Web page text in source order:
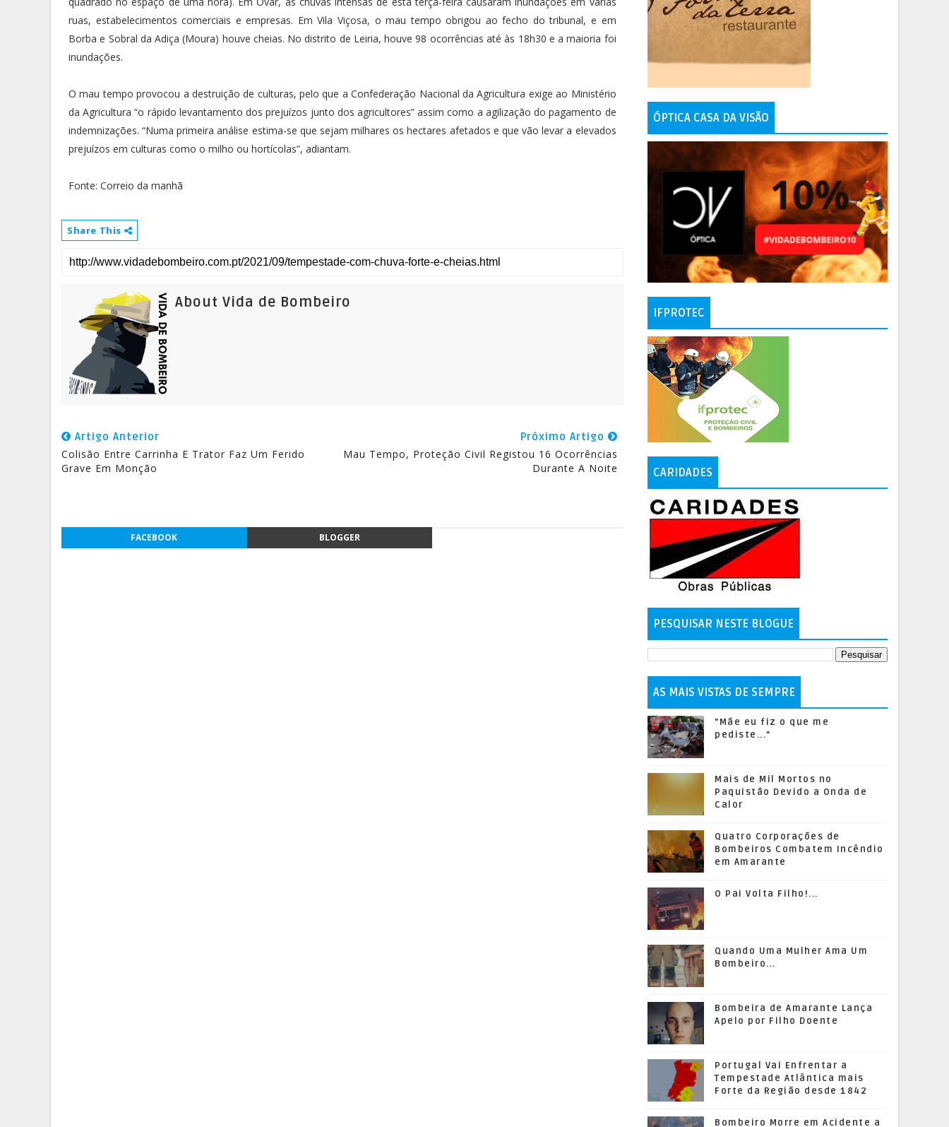
ruas, estabelecimentos comerciais e empresas. Em Vila Viçosa, o mau tempo obrigou ao fecho do tribunal, e em
Borba e Sobral da Adiça (Moura) houve cheias. No distrito de Leiria, houve 98 ocorrências até às 18h30 e a maioria foi
inundações.
O mau tempo provocou a destruição de culturas, pelo que a Confederação Nacional da Agricultura exige ao Ministério
da Agricultura “o rápido levantamento dos prejuízos junto dos agricultores” assim como a agilização do pagamento de
indemnizações. “Numa primeira análise estima-se que sejam milhares os hectares afetados e que vão levar a elevados
prejuízos em culturas como o milho ou hortícolas”, adiantam.
Fonte: Correio da manhã
Share This
About Vida de Bombeiro
Artigo Anterior
Colisão Entre Carrinha E Trator Faz Um Ferido
Grave Em Monção
Próximo Artigo
Mau Tempo, Proteção Civil Registou 16 Ocorrências
Durante A Noite
FACEBOOK BLOGGER
ÓPTICA CASA DA VISÃO
IFPROTEC
CARIDADES
PESQUISAR NESTE BLOGUE
AS MAIS VISTAS DE SEMPRE
"Mãe eu fiz o que me
pediste..."
Mais de Mil Mortos no
Paquistão Devido a Onda de
Calor
Quatro Corporações de
Bombeiros Combatem Incêndio
em Amarante
O Pai Volta Filho!...
Quando Uma Mulher Ama Um
Bombeiro...
Bombeira de Amarante Lança
Apelo por Filho Doente
Portugal Vai Enfrentar a
Tempestade Atlântica mais
Forte da Região desde 1842
Bombeiro Morre em Acidente a